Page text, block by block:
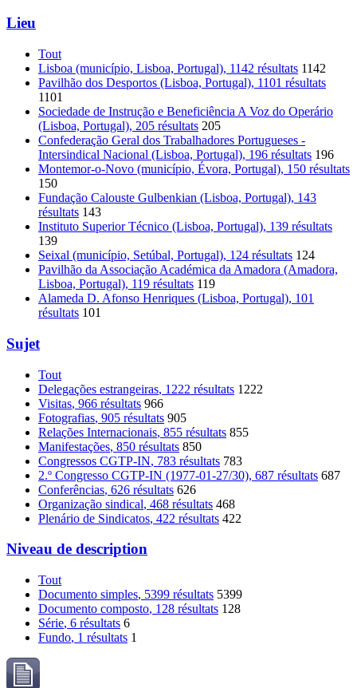
Lieu
Tout
Lisboa (município, Lisboa, Portugal), 1142 résultats 1142
Pavilhão dos Desportos (Lisboa, Portugal), 1101 résultats
1101
Sociedade de Instrução e Beneficiência A Voz do Operário
(Lisboa, Portugal), 205 résultats 205
Confederação Geral dos Trabalhadores Portugueses -
Intersindical Nacional (Lisboa, Portugal), 196 résultats 196
Montemor-o-Novo (município, Évora, Portugal), 150 résultats
150
Fundação Calouste Gulbenkian (Lisboa, Portugal), 143
résultats 143
Instituto Superior Técnico (Lisboa, Portugal), 139 résultats
139
Seixal (município, Setúbal, Portugal), 124 résultats 124
Pavilhão da Associação Académica da Amadora (Amadora,
Lisboa, Portugal), 119 résultats 119
Alameda D. Afonso Henriques (Lisboa, Portugal), 101
résultats 101
Sujet
Tout
Delegações estrangeiras, 1222 résultats 1222
Visitas, 966 résultats 966
Fotografias, 905 résultats 905
Relações Internacionais, 855 résultats 855
Manifestações, 850 résultats 850
Congressos CGTP-IN, 783 résultats 783
2.º Congresso CGTP-IN (1977-01-27/30), 687 résultats 687
Conferências, 626 résultats 626
Organização sindical, 468 résultats 468
Plenário de Sindicatos, 422 résultats 422
Niveau de description
Tout
Documento simples, 5399 résultats 5399
Documento composto, 128 résultats 128
Série, 6 résultats 6
Fundo, 1 résultats 1